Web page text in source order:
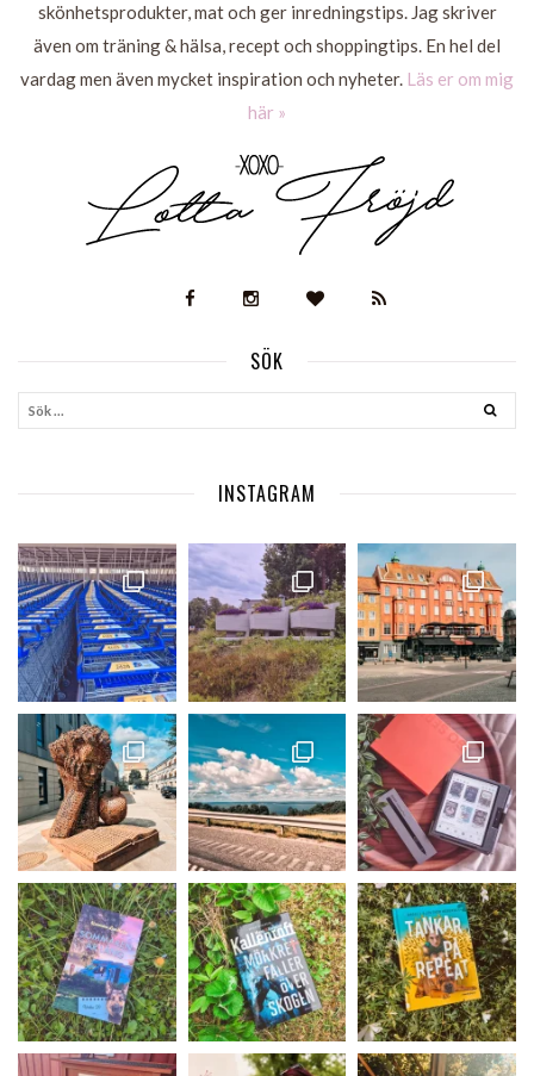
skönhetsprodukter, mat och ger inredningstips. Jag skriver
även om träning & hälsa, recept och shoppingtips. En hel del
vardag men även mycket inspiration och nyheter. Läs er om mig
här »
SÖK
INSTAGRAM